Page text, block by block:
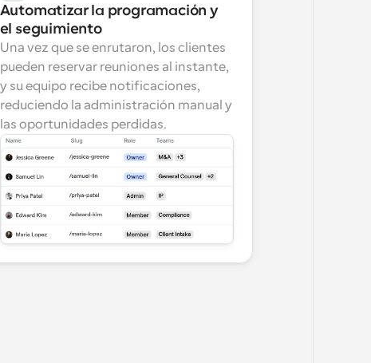
Automatizar la programación y
el seguimiento
Una vez que se enrutaron, los clientes
pueden reservar reuniones al instante,
y su equipo recibe notificaciones,
reduciendo la administración manual y
las oportunidades perdidas.